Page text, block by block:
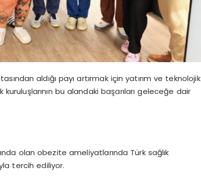
aldığı payı artırmak için yatırım ve teknolojik
kuruluşlarının bu alandaki başarıları geleceğe dair
olan obezite ameliyatlarında Türk sağlık
tercih ediliyor.